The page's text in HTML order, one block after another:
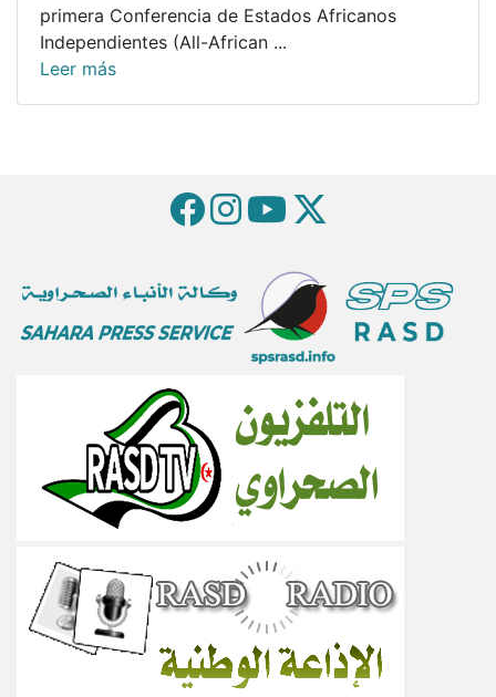
primera Conferencia de Estados Africanos
Independientes (All-African ...
Leer más